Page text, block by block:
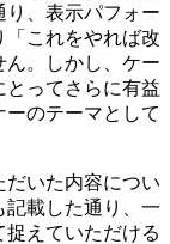
り、表示パフォー
「これをやれば改
。しかし、ケー
とってさらに有益
のテーマとして
いた内容につい
載した通り、一
えていただける